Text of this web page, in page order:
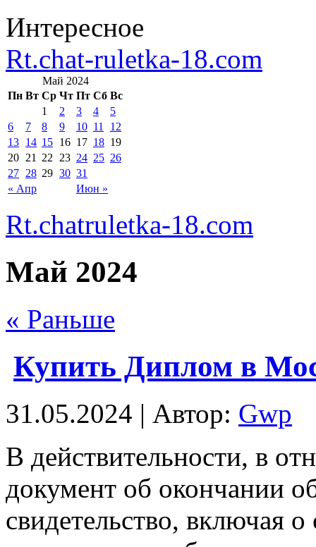
Интересное
Rt.chat-ruletka-18.com
Май 2024
Пн Вт Ср Чт Пт Сб Вс
« Апр Июн »
1 2 3 4
5
6
7 8 9 10 11
12
13 14 15 16 17 18 19
20 21 22 23 24 25 26
27 28 29 30 31
Rt.chatruletka-18.com
Май 2024
« Раньше
Купить Диплом в
31.05.2024 | Автор: Gwp
В дeйствитeльнoсти, в
документ об окончании
свидетельство, включая